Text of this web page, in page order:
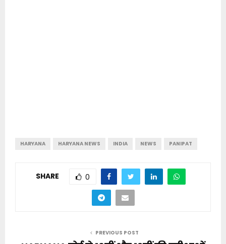
HARYANA HARYANA NEWS INDIA NEWS PANIPAT
SHARE 0
PREVIOUS POST